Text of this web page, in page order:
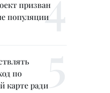
призван
популяции
по
карте ради